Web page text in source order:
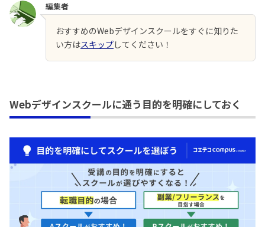
編集者
おすすめのWebデザインスクールをすぐに知りた
い方はスキップしてください！
Webデザインスクールに通う目的を明確にしておく